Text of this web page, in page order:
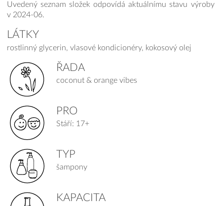
Uvedený seznam složek odpovídá aktuálnímu stavu výroby
v 2024-06.
LÁTKY
rostlinný glycerin, vlasové kondicionéry, kokosový olej
ŘADA
coconut & orange vibes
PRO
Stáří: 17+
TYP
šampony
KAPACITA